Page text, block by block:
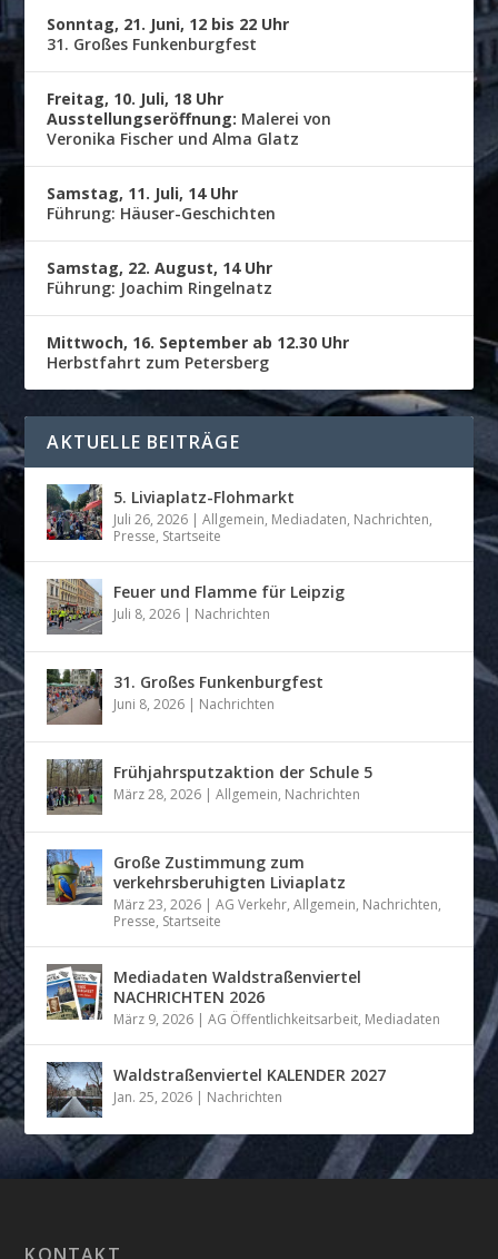
Sonntag, 21. Juni, 12 bis 22 Uhr
31. Großes Funkenburgfest
Freitag, 10. Juli, 18 Uhr
Ausstellungseröffnung: Malerei von
Veronika Fischer und Alma Glatz
Samstag, 11. Juli, 14 Uhr
Führung: Häuser-Geschichten
Samstag, 22. August, 14 Uhr
Führung: Joachim Ringelnatz
Mittwoch, 16. September ab 12.30 Uhr
Herbstfahrt zum Petersberg
AKTUELLE BEITRÄGE
5. Liviaplatz-Flohmarkt
Juli 26, 2026 |Allgemein, Mediadaten, Nachrichten,
Presse, Startseite
Feuer und Flamme für Leipzig
Juli 8, 2026 | Nachrichten
31. Großes Funkenburgfest
Juni 8, 2026 | Nachrichten
Frühjahrsputzaktion der Schule 5
März 28, 2026 |Allgemein, Nachrichten
Große Zustimmung zum
verkehrsberuhigten Liviaplatz
März 23, 2026 |AG Verkehr,Allgemein, Nachrichten,
Presse, Startseite
Mediadaten Waldstraßenviertel
NACHRICHTEN 2026
März 9, 2026 |AG Öffentlichkeitsarbeit, Mediadaten
Waldstraßenviertel KALENDER 2027
Jan. 25, 2026 | Nachrichten